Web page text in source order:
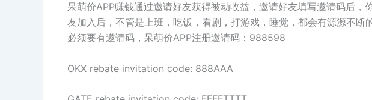
呆萌价APP赚钱通过邀请好友获得被动收益，邀请好友填写邀请码后
友加入后，不管是上班，吃饭，看剧，打游戏，睡觉，都会有源源不
必须要有邀请码，呆萌价APP注册邀请码：988598
OKX rebate invitation code: 888AAA